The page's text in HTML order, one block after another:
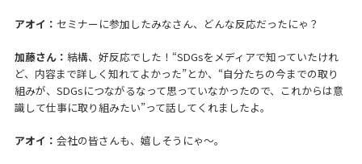
アオイ： セミナーに参加したみなさん、どんな反応だったにゃ？
加藤さん： 結構、好反応でした！“SDGsをメディアで知っていたけれ
ど、内容まで詳しく知れてよかった”とか、“自分たちの今までの取り
組みが、SDGsにつながるなって思っていなかったので、これからは意
識して仕事に取り組みたい”って話してくれましたよ。
アオイ： 会社の皆さんも、嬉しそうにゃ～。